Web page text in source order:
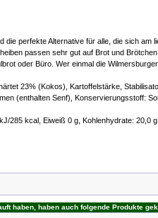
die perfekte Alternative für alle, die sich
passen sehr gut auf Brot und
oder Büro. Wer einmal die
23% (Kokos), Kartoffelstärke,
(enthalten Senf), Konservierungsstoff:
285 kcal, Eiweiß 0 g, Kohlenhydrate: 20,0
haben, haben auch folgende Produkte